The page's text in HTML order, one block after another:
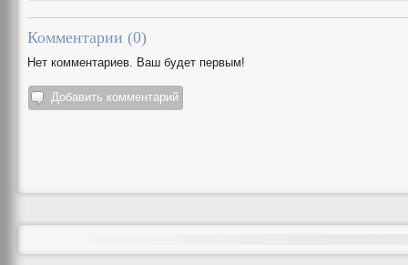
Комментарии (0)
Нет комментариев. Ваш будет первым!
Добавить комментарий